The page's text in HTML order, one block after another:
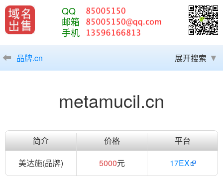
QQ
邮箱
手机
品牌.cn 展开搜索
metamucil.cn
简介 价格
平台
美达施(品牌)
5000元 17EX